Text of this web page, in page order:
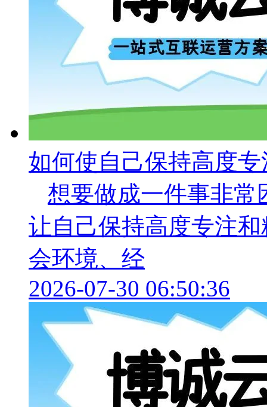
如何使自己保持高度
想要做成一件事非常
让自己保持高度专注
会环境、经
2026-07-30 06:50:36